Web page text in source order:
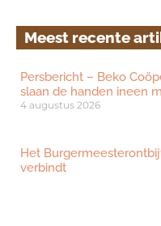
Meest recente
Persbericht – Beko
slaan de handen ineen
4 augustus 2026
Het
verbindt